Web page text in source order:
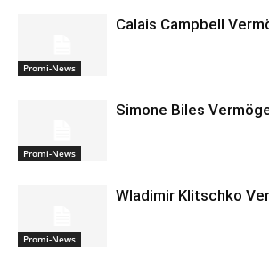
Promi-News
Calais Campbell
Promi-News
Simone Biles
Promi-News
Wladimir Klitschko